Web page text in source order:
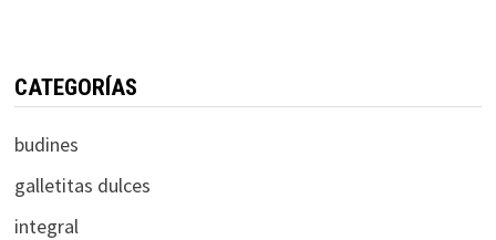
CATEGORÍAS
budines
galletitas dulces
integral